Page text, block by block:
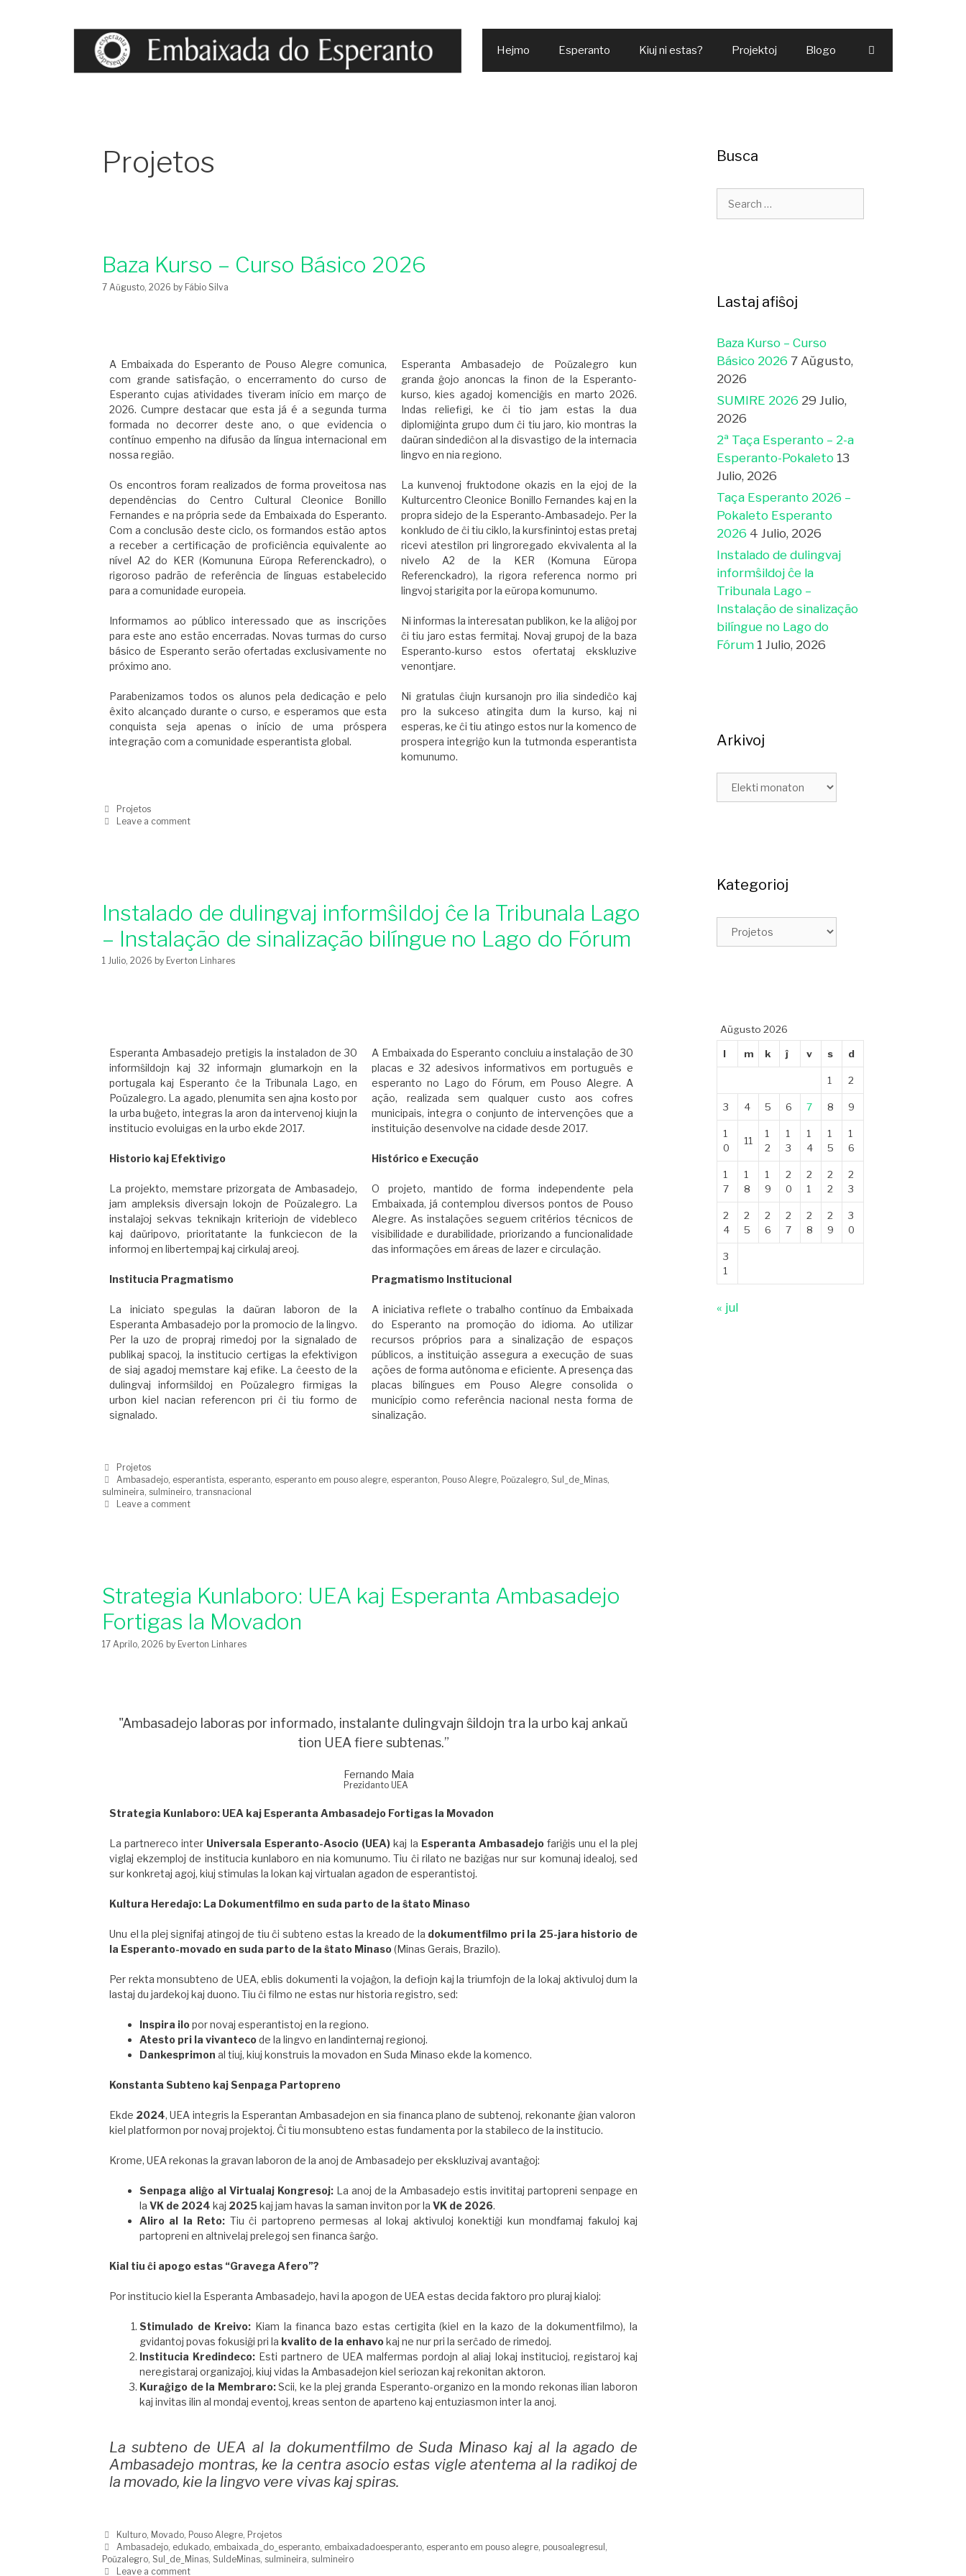
Hejmo Esperanto Kiuj ni estas? Projektoj Blogo
Projetos
Baza Kurso – Curso Básico 2026
7 Aŭgusto, 2026 by Fábio Silva
A Embaixada do Esperanto de Pouso Alegre comunica,
com grande satisfação, o encerramento do curso de
Esperanto cujas atividades tiveram início em março de
2026. Cumpre destacar que esta já é a segunda turma
formada no decorrer deste ano, o que evidencia o
contínuo empenho na difusão da língua internacional em
nossa região.
Os encontros foram realizados de forma proveitosa nas
dependências do Centro Cultural Cleonice Bonillo
Fernandes e na própria sede da Embaixada do Esperanto.
Com a conclusão deste ciclo, os formandos estão aptos
a receber a certificação de proficiência equivalente ao
nível A2 do KER (Komununa Eŭropa Referenckadro), o
rigoroso padrão de referência de línguas estabelecido
para a comunidade europeia.
Informamos ao público interessado que as inscrições
para este ano estão encerradas. Novas turmas do curso
básico de Esperanto serão ofertadas exclusivamente no
próximo ano.
Parabenizamos todos os alunos pela dedicação e pelo
êxito alcançado durante o curso, e esperamos que esta
conquista seja apenas o início de uma próspera
integração com a comunidade esperantista global.
Esperanta Ambasadejo de Poŭzalegro kun
granda ĝojo anoncas la finon de la Esperanto-
kurso, kies agadoj komenciĝis en marto 2026.
Indas reliefigi, ke ĉi tio jam estas la dua
diplomiĝinta grupo dum ĉi tiu jaro, kio montras la
daŭran sindediĉon al la disvastigo de la internacia
lingvo en nia regiono.
La kunvenoj fruktodone okazis en la ejoj de la
Kulturcentro Cleonice Bonillo Fernandes kaj en la
propra sidejo de la Esperanto-Ambasadejo. Per la
konkludo de ĉi tiu ciklo, la kursfinintoj estas pretaj
ricevi atestilon pri lingroregado ekvivalenta al la
nivelo A2 de la KER (Komuna Eŭropa
Referenckadro), la rigora referenca normo pri
lingvoj starigita por la eŭropa komunumo.
Ni informas la interesatan publikon, ke la aliĝoj por
ĉi tiu jaro estas fermitaj. Novaj grupoj de la baza
Esperanto-kurso estos ofertataj ekskluzive
venontjare.
Ni gratulas ĉiujn kursanojn pro ilia sindediĉo kaj
pro la sukceso atingita dum la kurso, kaj ni
esperas, ke ĉi tiu atingo estos nur la komenco de
prospera integriĝo kun la tutmonda esperantista
komunumo.
Projetos
Leave a comment
Instalado de dulingvaj informŝildoj ĉe la Tribunala Lago
– Instalação de sinalização bilíngue no Lago do Fórum
1 Julio, 2026 by Everton Linhares
Esperanta Ambasadejo pretigis la instaladon de 30
informŝildojn kaj 32 informajn glumarkojn en la
portugala kaj Esperanto ĉe la Tribunala Lago, en
Poŭzalegro. La agado, plenumita sen ajna kosto por
la urba buĝeto, integras la aron da intervenoj kiujn la
institucio evoluigas en la urbo ekde 2017.
Historio kaj Efektivigo
La projekto, memstare prizorgata de Ambasadejo,
jam ampleksis diversajn lokojn de Poŭzalegro. La
instalaĵoj sekvas teknikajn kriteriojn de videbleco
kaj daŭripovo, prioritatante la funkciecon de la
informoj en libertempaj kaj cirkulaj areoj.
Institucia Pragmatismo
La iniciato spegulas la daŭran laboron de la
Esperanta Ambasadejo por la promocio de la lingvo.
Per la uzo de propraj rimedoj por la signalado de
publikaj spacoj, la institucio certigas la efektivigon
de siaj agadoj memstare kaj efike. La ĉeesto de la
dulingvaj informŝildoj en Poŭzalegro firmigas la
urbon kiel nacian referencon pri ĉi tiu formo de
signalado.
A Embaixada do Esperanto concluiu a instalação de 30
placas e 32 adesivos informativos em português e
esperanto no Lago do Fórum, em Pouso Alegre. A
ação, realizada sem qualquer custo aos cofres
municipais, integra o conjunto de intervenções que a
instituição desenvolve na cidade desde 2017.
​Histórico e Execução
​O projeto, mantido de forma independente pela
Embaixada, já contemplou diversos pontos de Pouso
Alegre. As instalações seguem critérios técnicos de
visibilidade e durabilidade, priorizando a funcionalidade
das informações em áreas de lazer e circulação.
​Pragmatismo Institucional
​A iniciativa reflete o trabalho contínuo da Embaixada
do Esperanto na promoção do idioma. Ao utilizar
recursos próprios para a sinalização de espaços
públicos, a instituição assegura a execução de suas
ações de forma autônoma e eficiente. A presença das
placas bilíngues em Pouso Alegre consolida o
município como referência nacional nesta forma de
sinalização.
Projetos
Ambasadejo, esperantista, esperanto, esperanto em pouso alegre, esperanton, Pouso Alegre, Poŭzalegro,Sul_de_Minas,
sulmineira, sulmineiro, transnacional
Leave a comment
Strategia Kunlaboro: UEA kaj Esperanta Ambasadejo
Fortigas la Movadon
17 Aprilo, 2026 by Everton Linhares
"Ambasadejo laboras por informado, instalante dulingvajn ŝildojn tra la urbo kaj ankaŭ
tion UEA fiere subtenas.”
Fernando Maia
Prezidanto UEA
Strategia Kunlaboro: UEA kaj Esperanta Ambasadejo Fortigas la Movadon
La partnereco inter Universala Esperanto-Asocio (UEA) kaj la Esperanta Ambasadejofariĝis unu el la plej
viglaj ekzemploj de institucia kunlaboro en nia komunumo. Tiu ĉi rilato ne baziĝas nur sur komunaj idealoj, sed
sur konkretaj agoj, kiuj stimulas la lokan kaj virtualan agadon de esperantistoj.
Kultura Heredaĵo: La Dokumentfilmo en suda parto de la ŝtato Minaso
Unu el la plej signifaj atingoj de tiu ĉi subteno estas la kreado de la dokumentfilmo pri la 25-jara historio de
la Esperanto-movado en suda parto de la ŝtato Minaso(Minas Gerais, Brazilo).
Per rekta monsubteno de UEA, eblis dokumenti la vojaĝon, la defiojn kaj la triumfojn de la lokaj aktivuloj dum la
lastaj du jardekoj kaj duono. Tiu ĉi filmo ne estas nur historia registro, sed:
Inspira ilopor novaj esperantistoj en la regiono.
Atesto pri la vivantecode la lingvo en landinternaj regionoj.
Dankesprimon al tiuj, kiuj konstruis la movadon en Suda Minaso ekde la komenco.
Konstanta Subteno kaj Senpaga Partopreno
Ekde 2024, UEA integris la Esperantan Ambasadejon en sia financa plano de subtenoj, rekonante ĝian valoron
kiel platformon por novaj projektoj. Ĉi tiu monsubteno estas fundamenta por la stabileco de la institucio.
Krome, UEA rekonas la gravan laboron de la anoj de Ambasadejo per ekskluzivaj avantaĝoj:
Senpaga aliĝo al Virtualaj Kongresoj:La anoj de la Ambasadejo estis invititaj partopreni senpage en
la VK de 2024 kaj 2025kaj jam havas la saman inviton por la VK de 2026.
Aliro al la Reto: Tiu ĉi partopreno permesas al lokaj aktivuloj konektiĝi kun mondfamaj fakuloj kaj
partopreni en altnivelaj prelegoj sen financa ŝarĝo.
Kial tiu ĉi apogo estas “Gravega Afero”?
Por institucio kiel la Esperanta Ambasadejo, havi la apogon de UEA estas decida faktoro pro pluraj kialoj:
Stimulado de Kreivo: Kiam la financa bazo estas certigita (kiel en la kazo de la dokumentfilmo), la
gvidantoj povas fokusiĝi pri la kvalito de la enhavokaj ne nur pri la serĉado de rimedoj.
Institucia Kredindeco: Esti partnero de UEA malfermas pordojn al aliaj lokaj institucioj, registaroj kaj
neregistaraj organizaĵoj, kiuj vidas la Ambasadejon kiel seriozan kaj rekonitan aktoron.
Kuraĝigo de la Membraro:Scii, ke la plej granda Esperanto-organizo en la mondo rekonas ilian laboron
kaj invitas ilin al mondaj eventoj, kreas senton de aparteno kaj entuziasmon inter la anoj.
La subteno de UEA al la dokumentfilmo de Suda Minaso kaj al la agado de
Ambasadejo montras, ke la centra asocio estas vigle atentema al la radikoj de
la movado, kie la lingvo vere vivas kaj spiras.
Kulturo, Movado, Pouso Alegre, Projetos
Ambasadejo, edukado, embaixada_do_esperanto, embaixadadoesperanto, esperanto em pouso alegre, pousoalegresul ,
Poŭzalegro, Sul_de_Minas, SuldeMinas, sulmineira, sulmineiro
Leave a comment
Busca
Lastaj afiŝoj
Baza Kurso – Curso
Básico 2026 7 Aŭgusto,
2026
SUMIRE 2026 29 Julio,
2026
2ª Taça Esperanto – 2-a
Esperanto-Pokaleto 13
Julio, 2026
Taça Esperanto 2026 –
Pokaleto Esperanto
2026 4 Julio, 2026
Instalado de dulingvaj
informŝildoj ĉe la
Tribunala Lago –
Instalação de sinalização
bilíngue no Lago do
Fórum 1 Julio, 2026
Arkivoj
Kategorioj
Aŭgusto 2026
l m k ĵ v s d
1 2
3 4 5 6 7 8 9
1
0
11
1
2
1
3
1
4
1
5
1
6
1
7
1
8
1
9
2
0
2
1
2
2
2
3
2
4
2
5
2
6
2
7
2
8
2
9
3
0
3
1
« jul